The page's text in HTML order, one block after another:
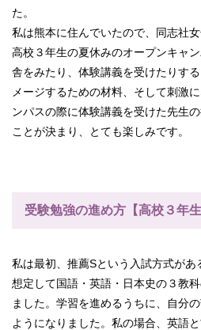
た。
私は熊本に住んでいたので、同志社
高校３年生の夏休みのオープンキャ
舎をみたり、体験講義を受けたりす
メージするための材料、そして刺激
ンパスの際に体験講義を受けた先生
ことが決まり、とても楽しみです。
受験勉強の進め方【高校３年生
私は最初、推薦Sという入試方式が
想定して国語・英語・日本史の３教
ました。学習を進めるうちに、自分
ようになりました。私の場合、英語